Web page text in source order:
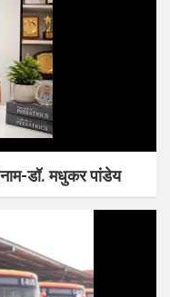
डॉ. मधुकर पांडेय